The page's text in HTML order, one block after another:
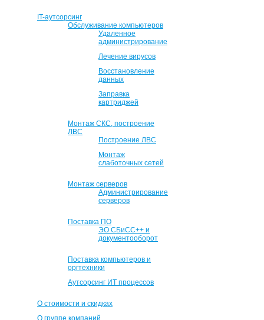
IT-аутсорсинг
Обслуживание компьютеров
Удаленное
администрирование
Лечение вирусов
Восстановление
данных
Заправка
картриджей
Монтаж СКС, построение
ЛВС
Построение ЛВС
Монтаж
слаботочных сетей
Монтаж серверов
Администрирование
серверов
Поставка ПО
ЭО СБиСС++ и
документооборот
Поставка компьютеров и
оргтехники
Аутсорсинг ИТ процессов
О стоимости и скидках
О группе компаний